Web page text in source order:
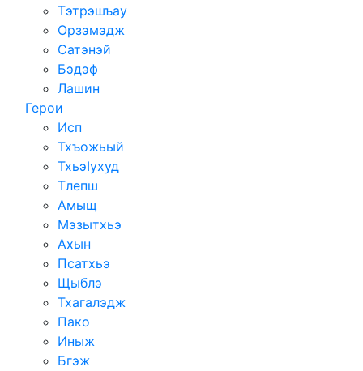
Тэтрэшъау
Орзэмэдж
Сатэнэй
Бэдэф
Лашин
Герои
Исп
Тхъожьый
ТхьэIухуд
Тлепш
Амыщ
Мэзытхьэ
Ахын
Псатхьэ
Щыблэ
Тхагалэдж
Пако
Иныж
Бгэж